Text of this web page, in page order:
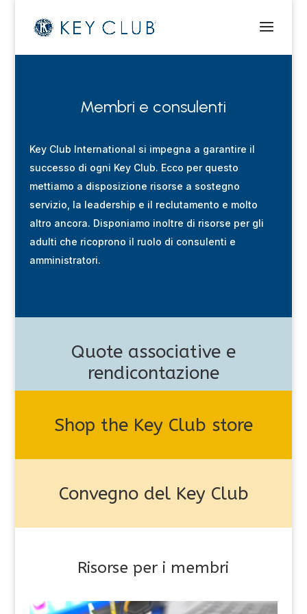
Membri e consulenti
Key Club International si impegna a garantire il
successo di ogni Key Club. Ecco per questo
mettiamo a disposizione risorse a sostegno
servizio, la leadership e il reclutamento e molto
altro ancora. Disponiamo inoltre di risorse per gli
adulti che ricoprono il ruolo di consulenti e
amministratori.
Quote associative e
rendicontazione
Shop the Key Club store
Convegno del Key Club
Risorse per i membri